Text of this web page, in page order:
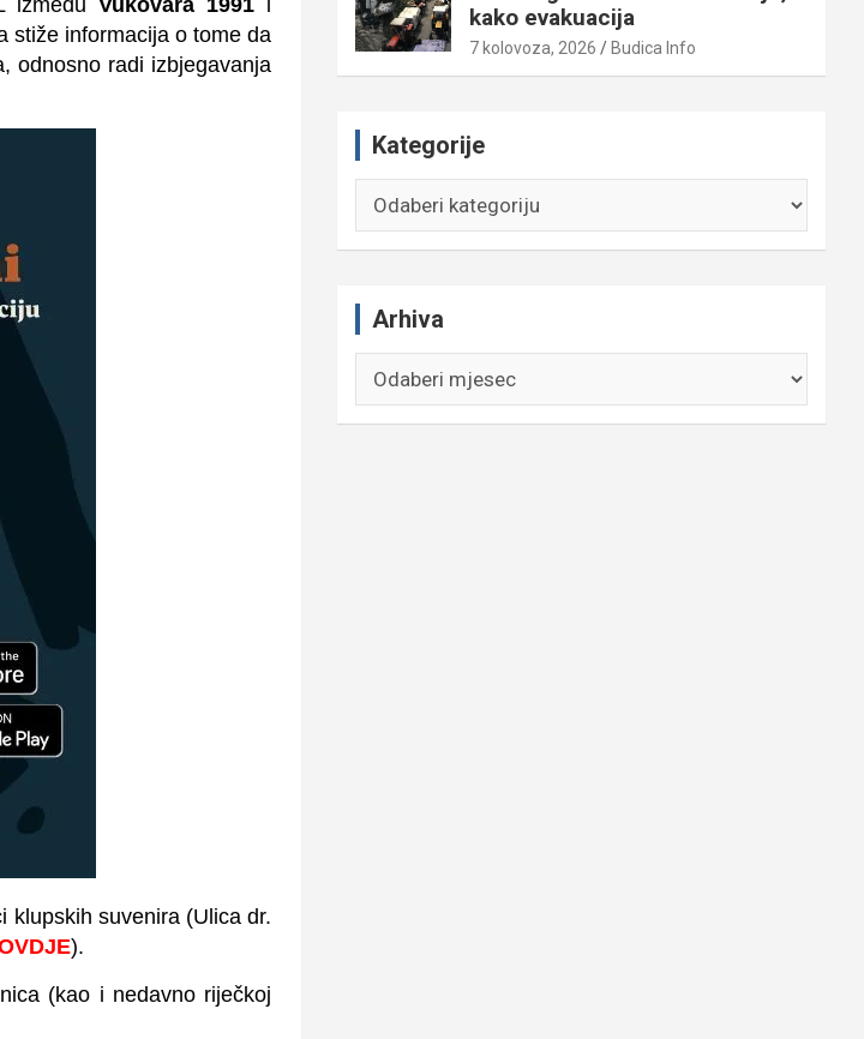
izmeđuVukovara 1991 i
stiže informacija o tome da
odnosno radi izbjegavanja
klupskih suvenira (Ulica dr.
).
(kao i nedavno riječkoj
kako evakuacija
7 kolovoza, 2026 Budica Info
Kategorije
Arhiva